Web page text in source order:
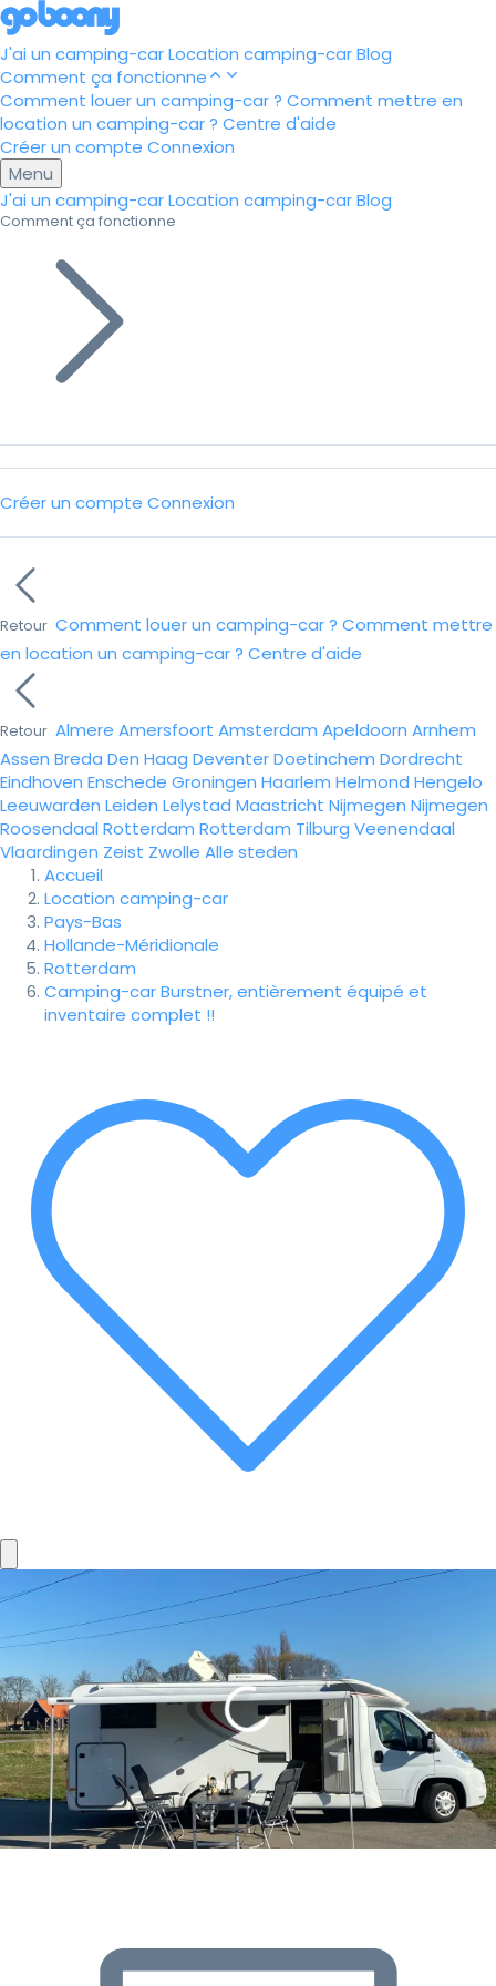
J'ai un camping-carLocation camping-carBlog
Comment ça fonctionne
Comment louer un camping-car ? Comment mettre en
location un camping-car ? Centre d'aide
Créer un compte Connexion
Menu
J'ai un camping-carLocation camping-carBlog
Comment ça fonctionne
Créer un compte Connexion
Retour Comment louer un camping-car ? Comment mettre
en location un camping-car ? Centre d'aide
Retour Almere Amersfoort Amsterdam Apeldoorn Arnhem
Assen Breda Den Haag DeventerDoetinchem Dordrecht
Eindhoven Enschede Groningen Haarlem Helmond Hengelo
Leeuwarden Leiden Lelystad Maastricht Nijmegen Nijmegen
Roosendaal Rotterdam Rotterdam Tilburg Veenendaal
Vlaardingen Zeist Zwolle Alle steden
Accueil
Location camping-car
Pays-Bas
Hollande-Méridionale
Rotterdam
Camping-car Burstner, entièrement équipé et
inventaire complet !!